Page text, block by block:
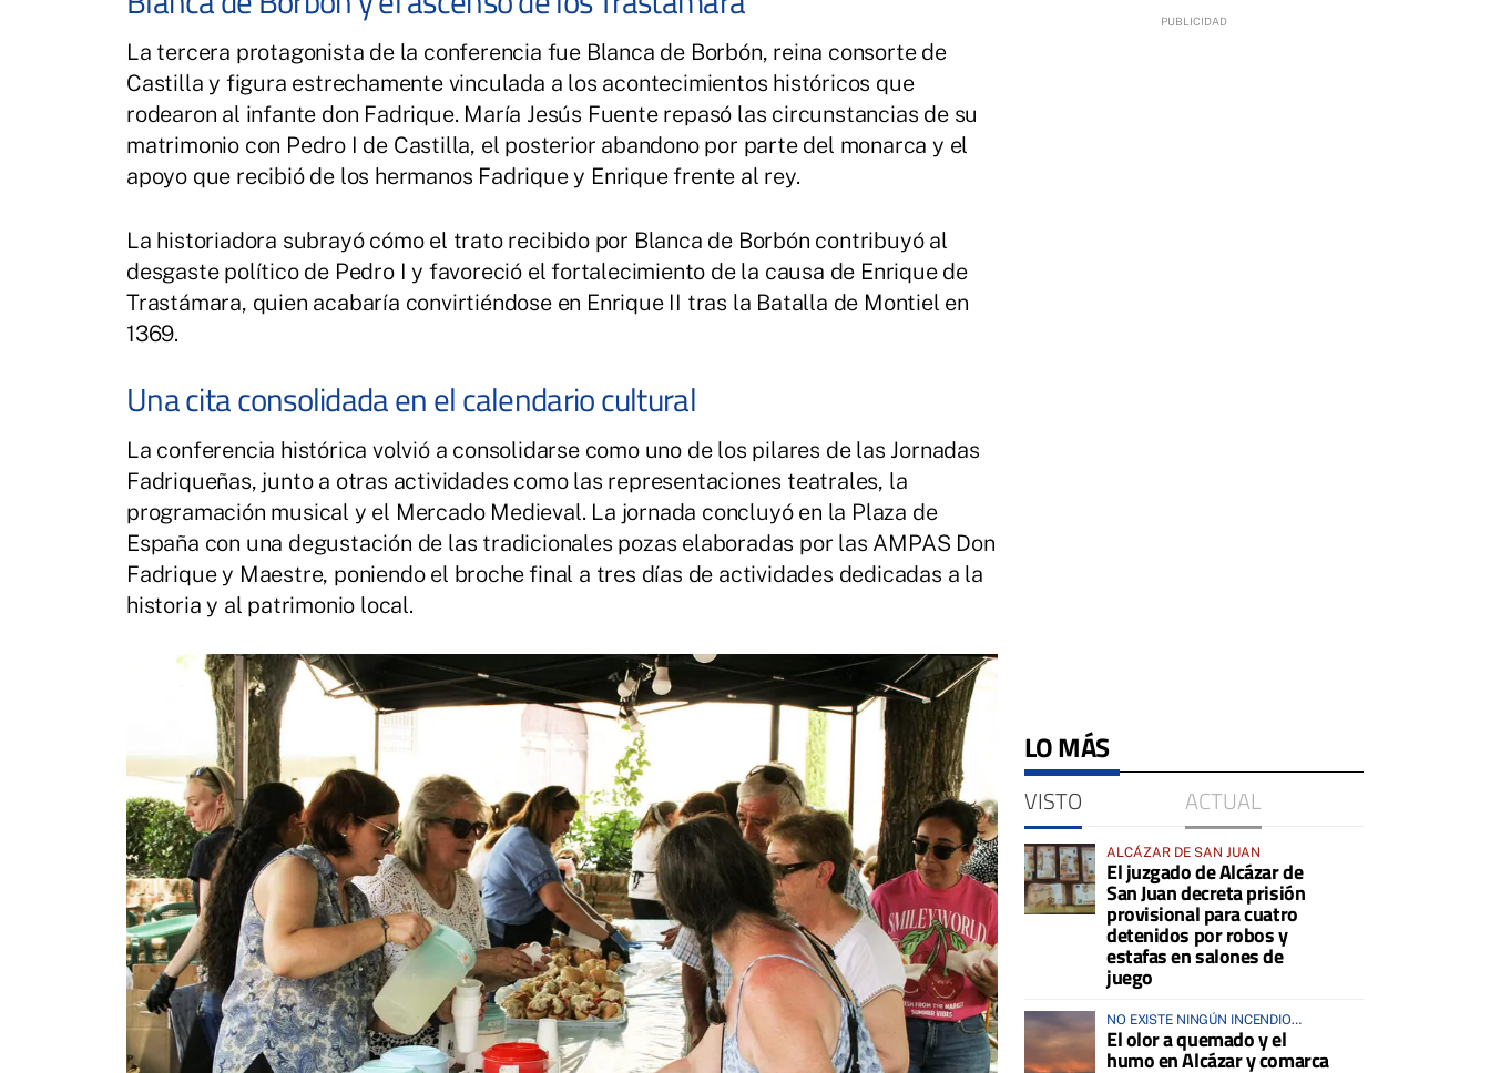
La tercera protagonista de la conferencia fue Blanca de Borbón, reina consorte de
Castilla y figura estrechamente vinculada a los acontecimientos históricos que
rodearon al infante don Fadrique. María Jesús Fuente repasó las circunstancias de su
matrimonio con Pedro I de Castilla, el posterior abandono por parte del monarca y el
apoyo que recibió de los hermanos Fadrique y Enrique frente al rey.
La historiadora subrayó cómo el trato recibido por Blanca de Borbón contribuyó al
desgaste político de Pedro I y favoreció el fortalecimiento de la causa de Enrique de
Trastámara, quien acabaría convirtiéndose en Enrique II tras la Batalla de Montiel en
1369.
Una cita consolidada en el calendario cultural
La conferencia histórica volvió a consolidarse como uno de los pilares de las Jornadas
Fadriqueñas, junto a otras actividades como las representaciones teatrales, la
programación musical y el Mercado Medieval. La jornada concluyó en la Plaza de
España con una degustación de las tradicionales pozas elaboradas por las AMPAS Don
Fadrique y Maestre, poniendo el broche final a tres días de actividades dedicadas a la
historia y al patrimonio local.
LO MÁS
VISTO ACTUAL
ALCÁZAR DE SAN JUAN
El juzgado de Alcázar de
San Juan decreta prisión
provisional para cuatro
detenidos por robos y
estafas en salones de
juego
NO EXISTE NINGÚN INCENDIO
ACTIVO EN LA COMARCA
El olor a quemado y el
humo en Alcázar y comarca